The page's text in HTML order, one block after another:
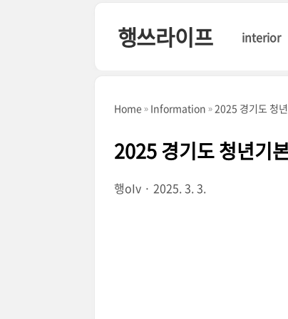
행쓰라이프 interior
Home Information 2025 경기도 청
2025 경기도 청년기
행oIv 2025. 3. 3.